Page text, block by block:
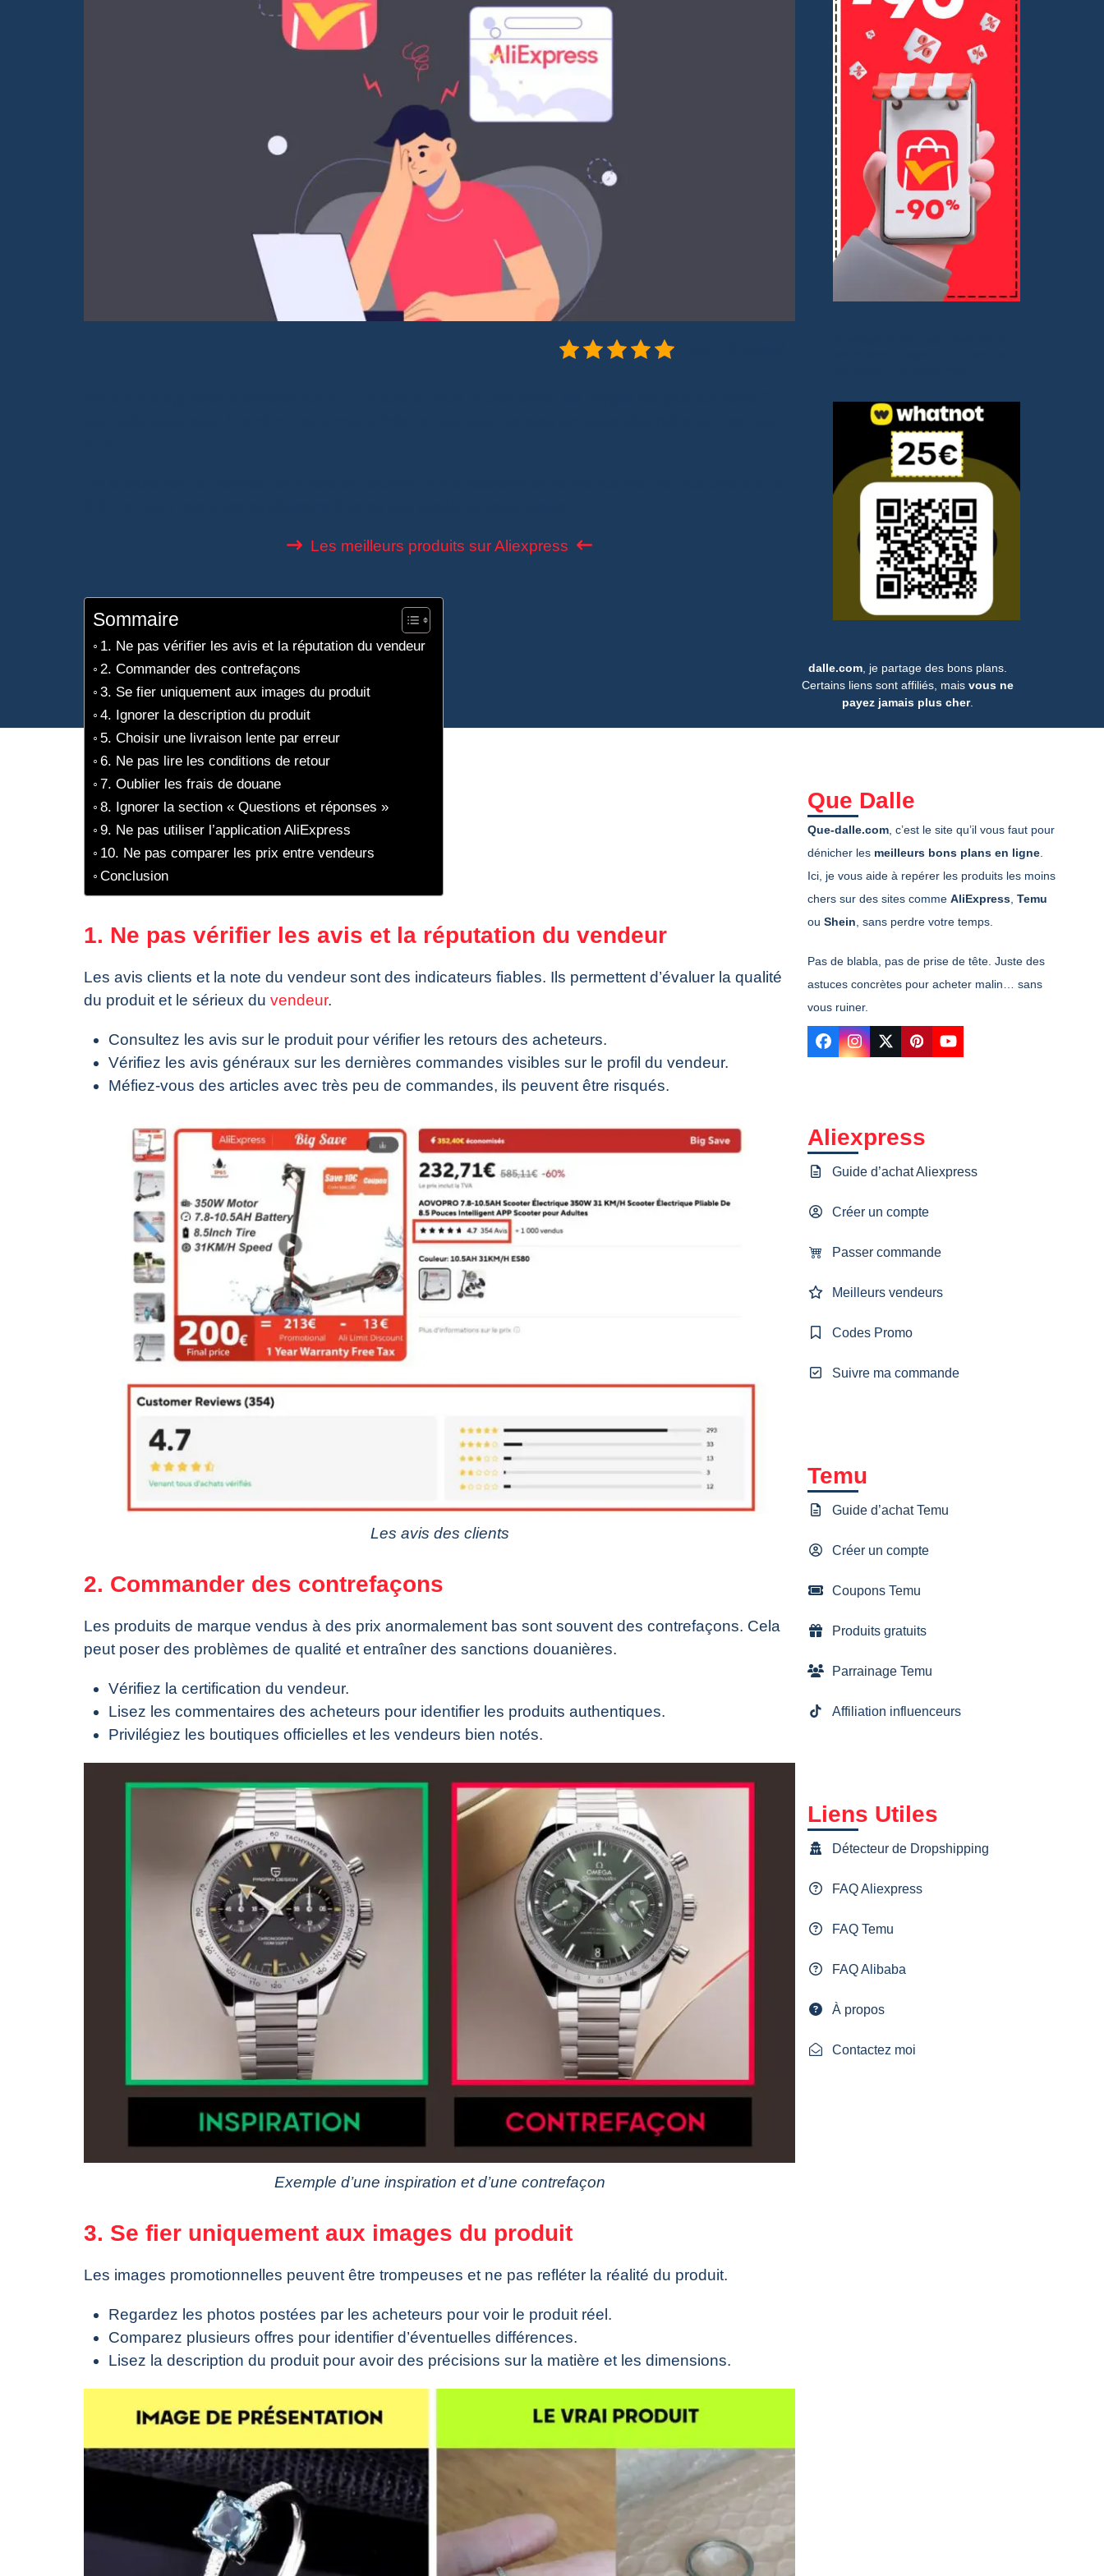
Les meilleurs produits sur Aliexpress
Sommaire
1. Ne pas vérifier les avis et la réputation du vendeur
2. Commander des contrefaçons
3. Se fier uniquement aux images du produit
4. Ignorer la description du produit
5. Choisir une livraison lente par erreur
6. Ne pas lire les conditions de retour
7. Oublier les frais de douane
8. Ignorer la section « Questions et réponses »
9. Ne pas utiliser l’application AliExpress
10. Ne pas comparer les prix entre vendeurs
Conclusion
1. Ne pas vérifier les avis et la réputation du vendeur
Les avis clients et la note du vendeur sont des indicateurs fiables. Ils permettent d’évaluer la qualité
du produit et le sérieux du vendeur.
Consultez les avis sur le produit pour vérifier les retours des acheteurs.
Vérifiez les avis généraux sur les dernières commandes visibles sur le profil du vendeur.
Méfiez-vous des articles avec très peu de commandes, ils peuvent être risqués.
Les avis des clients
2. Commander des contrefaçons
Les produits de marque vendus à des prix anormalement bas sont souvent des contrefaçons. Cela
peut poser des problèmes de qualité et entraîner des sanctions douanières.
Vérifiez la certification du vendeur.
Lisez les commentaires des acheteurs pour identifier les produits authentiques.
Privilégiez les boutiques officielles et les vendeurs bien notés.
Exemple d’une inspiration et d’une contrefaçon
3. Se fier uniquement aux images du produit
Les images promotionnelles peuvent être trompeuses et ne pas refléter la réalité du produit.
Regardez les photos postées par les acheteurs pour voir le produit réel.
Comparez plusieurs offres pour identifier d’éventuelles différences.
Lisez la description du produit pour avoir des précisions sur la matière et les dimensions.
dalle.com , je partage des bons plans.
Certains liens sont affiliés, maisvous ne
payez jamais plus cher.
Que Dalle
Que-dalle.com , c’est le site qu’il vous faut pour
dénicher les meilleurs bons plans en ligne
Ici, je vous aide à repérer les produits les moins
chers sur des sites commeAliExpress ,Temu
ouShein , sans perdre votre temps.
Pas de blabla, pas de prise de tête. Juste des
astuces concrètes pour acheter malin… sans
vous ruiner.
Facebook
Instagram
TwitterPinterestYouTube
Aliexpress
Guide d’achat Aliexpress
Créer un compte
Passer commande
Meilleurs vendeurs
Codes Promo
Suivre ma commande
Temu
Guide d’achat Temu
Créer un compte
Coupons Temu
Produits gratuits
Parrainage Temu
Affiliation influenceurs
Liens Utiles
Détecteur de Dropshipping
FAQ Aliexpress
FAQ Temu
FAQ Alibaba
À propos
Contactez moi